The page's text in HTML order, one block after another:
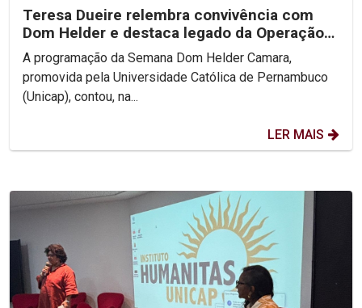
Teresa Dueire relembra convivência com
Dom Helder e destaca legado da Operação
Esperança na...
A programação da Semana Dom Helder Camara,
promovida pela Universidade Católica de Pernambuco
(Unicap), contou, na...
LER MAIS